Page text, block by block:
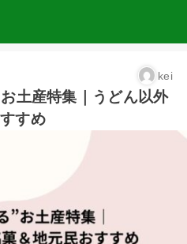
kei
土産特集｜うどん以外
すめ